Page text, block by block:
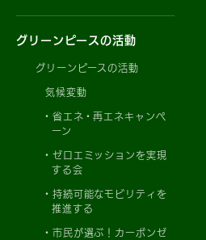
グリーンピースの活動
グリーンピースの活動
気候変動
省エネ・再エネキャンペ
ーン
ゼロエミッションを実現
する会
持続可能なモビリティを
推進する
市民が選ぶ！カーボンゼ